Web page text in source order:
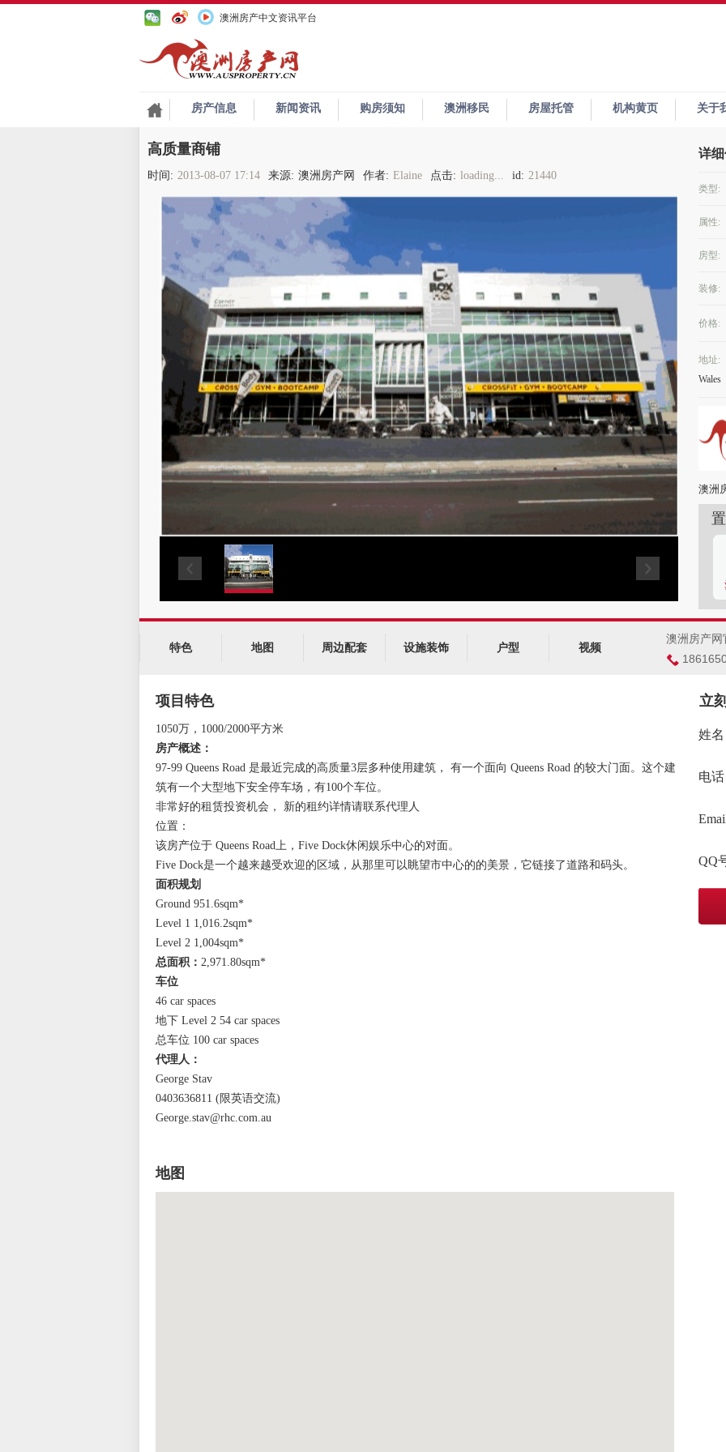
澳洲房产中文资讯平台
房产信息 新闻资讯 购房须知 澳洲移民 房屋托管 机构黄页 关于
高质量商铺
时间: 2013-08-07 17:14 来源: 澳洲房产网 作者: Elaine 点击: loading... id: 21440
详
类型:
属性:
房型:
装修:
价格:
地址:
Wales
澳洲
特色 地图 周边配套 设施装饰 户型 视频
澳洲房产网
立
姓名
电话
QQ
项目特色
1050万，1000/2000平方米
房产概述：
97-99 Queens Road 是最近完成的高质量3层多种使用建筑， 有一个面向 Queens Road 的较大门面。这个建
筑有一个大型地下安全停车场，有100个车位。
非常好的租赁投资机会，
新的租约详情请联系代理人
位置：
该房产位于 Queens Road上，Five Dock休闲娱乐中心的对面。
Five Dock是一个越来越受欢迎的区域，从那里可以眺望市中心的的美景，它链接了道路和码头。
面积规划
Ground 951.6sqm*
Level 1 1,016.2sqm*
Level 2 1,004sqm*
总面积： 2,971.80sqm*
车位
46 car spaces
地下 Level 2 54 car spaces
总车位 100 car spaces
代理人：
George Stav
0403636811 (限英语交流)
George.stav@rhc.com.au
地图